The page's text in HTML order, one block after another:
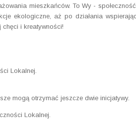
mieszkańców. To Wy -
ekologiczne, aż po działania
i kreatywności!
Lokalnej.
mogą otrzymać jeszcze dwie inicjatywy.
Lokalnej.